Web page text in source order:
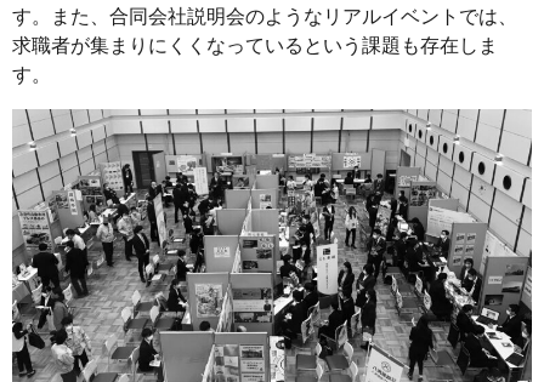
す。また、合同会社説明会のようなリアルイベントでは、
求職者が集まりにくくなっているという課題も存在しま
す。